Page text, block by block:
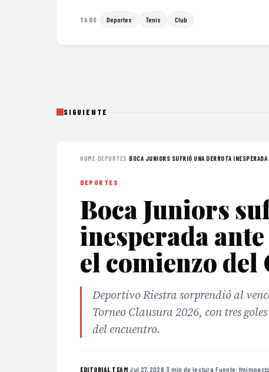
TAGS Deportes Tenis Club
SIGUIENTE
HOME›DEPORTES ›BOCA JUNIORS SUFRIÓ UNA DERROTA
DEPORTES
Boca Juniors
inesperada
el comienzo del
Deportivo Riestra sorprendió al
Torneo Clausura 2026, con tres
del encuentro.
EDITORIAL TEAM·Jul 27, 2026·3 min de lectura·Fuente: